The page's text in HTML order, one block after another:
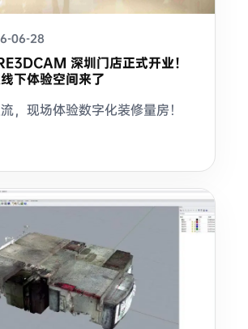
06-28
深圳门店正式开业！
下体验空间来了
，现场体验数字化装修量房！